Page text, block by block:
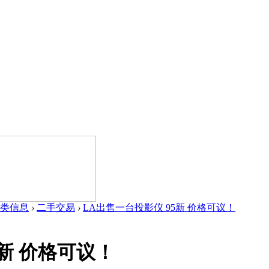
信息 › 二手交易 › LA出售一台投影仪 95新 价格可议！
价格可议！